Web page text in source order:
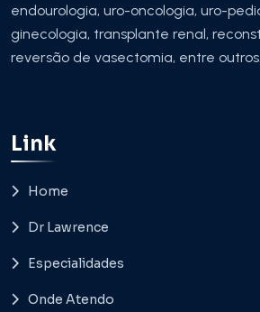
endourologia, uro-oncologia, uro-
ginecologia, transplante renal,
reversão de vasectomia, entre outros.
Link
Home
Dr Lawrence
Especialidades
Onde Atendo